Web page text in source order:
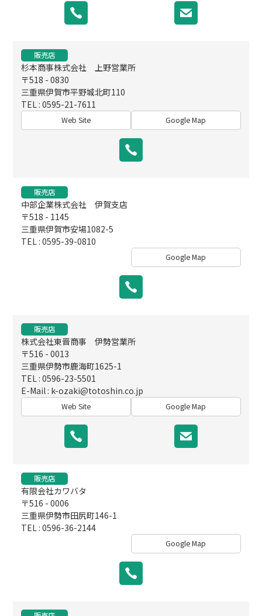
販売店
杉本商事株式会社 上野営業所
〒518 - 0830
三重県伊賀市平野城北町110
TEL : 0595-21-7611
Web Site Google Map
販売店
中部企業株式会社 伊賀支店
〒518 - 1145
三重県伊賀市安場1082-5
TEL : 0595-39-0810
Google Map
販売店
株式会社東晋商事 伊勢営業所
〒516 - 0013
三重県伊勢市鹿海町1625-1
TEL : 0596-23-5501
E-Mail : k-ozaki@totoshin.co.jp
Web Site Google Map
販売店
有限会社カワバタ
〒516 - 0006
三重県伊勢市田尻町146-1
TEL : 0596-36-2144
Google Map